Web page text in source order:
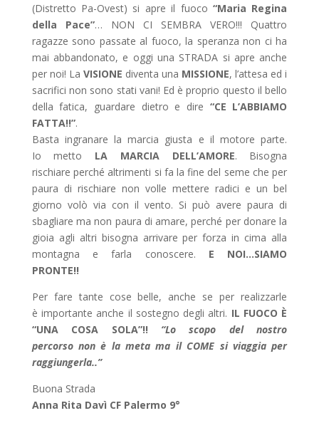
(Distretto Pa-Ovest) si apre il fuoco “Maria Regina
della Pace”… NON CI SEMBRA VERO!!! Quattro
ragazze sono passate al fuoco, la speranza non ci ha
mai abbandonato, e oggi una STRADA si apre anche
per noi! La VISIONE diventa una MISSIONE, l’attesa ed i
sacrifici non sono stati vani! Ed è proprio questo il bello
della fatica, guardare dietro e dire “CE L’ABBIAMO
FATTA!!”.
Basta ingranare la marcia giusta e il motore parte.
Io metto LA MARCIA DELL’AMORE. Bisogna
rischiare perché altrimenti si fa la fine del seme che per
paura di rischiare non volle mettere radici e un bel
giorno volò via con il vento. Si può avere paura di
sbagliare ma non paura di amare, perché per donare la
gioia agli altri bisogna arrivare per forza in cima alla
montagna e farla conoscere. E NOI…SIAMO
PRONTE!!
Per fare tante cose belle, anche se per realizzarle
è importante anche il sostegno degli altri. IL FUOCO È
“UNA COSA SOLA”!! “Lo scopo del nostro
percorso non è la meta ma il COME si viaggia per
raggiungerla..”
Buona Strada
Anna Rita Davì CF Palermo 9°